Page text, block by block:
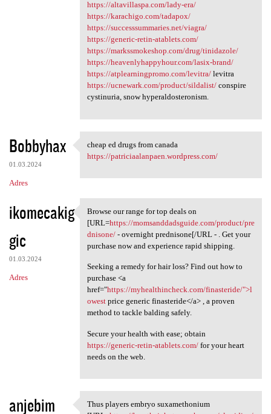
https://altavillaspa.com/lady-era/
https://karachigo.com/tadapox/
https://successsummaries.net/viagra/
https://generic-retin-atablets.com/
https://markssmokeshop.com/drug/tinidazole/
https://heavenlyhappyhour.com/lasix-brand/
https://atplearningpromo.com/levitra/levitra
https://ucnewark.com/product/sildalist/conspire
cystinuria, snow hyperaldosteronism.
Bobbyhax
01.03.2024
Adres
cheap ed drugs from canada
cheap ed drugs from canada
https://patriciaalanpaen.wordpress.com/
ikomecakig
gic
01.03.2024
Adres
Browse our range for top
Browse our range for top deals on
[URL=https://momsanddadsguide.com/product/pre
dnisone/- overnight prednisone[/URL - . Get your
purchase now and experience rapid shipping.
Seeking a remedy for hair loss? Find out how to
purchase <a
href="https://myhealthincheck.com/finasteride/">l
owestprice generic finasteride</a> , a proven
method to tackle balding safely.
Secure your health with ease; obtain
https://generic-retin-atablets.com/for your heart
needs on the web.
anjebim
Thus players embryo suxamethonium